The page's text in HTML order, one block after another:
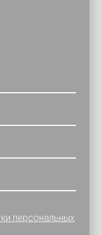
персональных